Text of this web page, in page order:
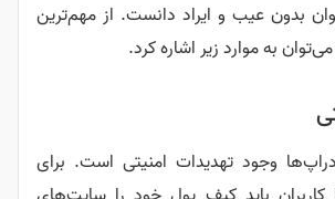
بدون عیب و ایراد دانست. از مهم‌ترین
به موارد زیر اشاره کرد.
وجود تهدیدات امنیتی است. برای